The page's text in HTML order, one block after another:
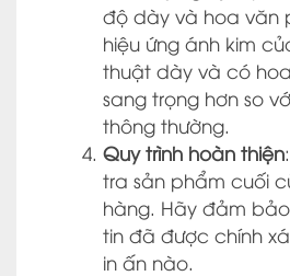
độ dày và hoa văn
hiệu ứng ánh kim
thuật dày và có
sang trọng hơn so
thông thường.
Quy trình hoàn thiện
tra sản phẩm cuối
hàng. Hãy đảm
tin đã được chính
in ấn nào.